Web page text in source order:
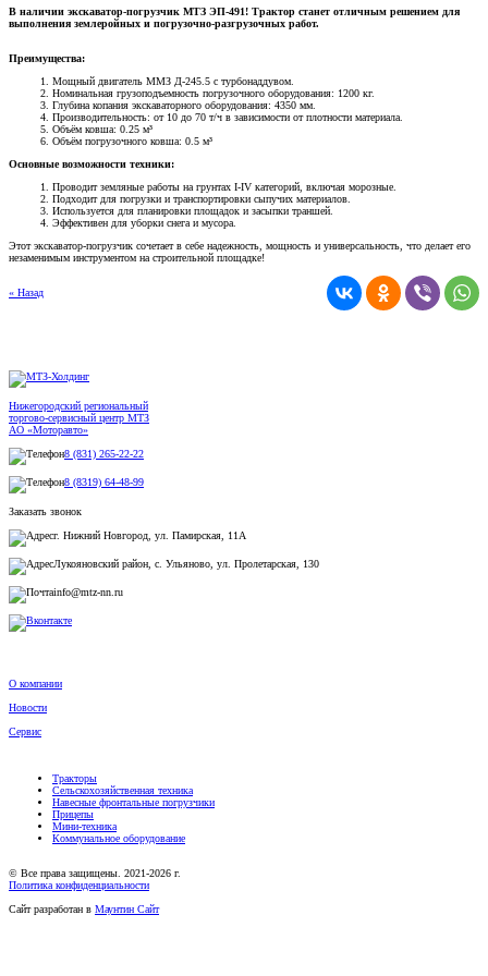
В наличии экскаватор-погрузчик МТЗ ЭП-491! Трактор станет отличным решением для
выполнения землеройных и погрузочно-разгрузочных работ.
Преимущества:
Мощный двигатель ММЗ Д-245.5 с турбонаддувом.
Номинальная грузоподъемность погрузочного оборудования: 1200 кг.
Глубина копания экскаваторного оборудования: 4350 мм.
Производительность: от 10 до 70 т/ч в зависимости от плотности материала.
Объём ковша: 0.25 м³
Объём погрузочного ковша: 0.5 м³
Основные возможности техники:
Проводит земляные работы на грунтах I-IV категорий, включая морозные.
Подходит для погрузки и транспортировки сыпучих материалов.
Используется для планировки площадок и засыпки траншей.
Эффективен для уборки снега и мусора.
Этот экскаватор-погрузчик сочетает в себе надежность, мощность и универсальность, что делает его
незаменимым инструментом на строительной площадке!
« Назад
Нижегородский региональный
торгово-сервисный центр МТЗ
АО «Моторавто»
8 (831) 265-22-22
8 (8319) 64-48-99
Заказать звонок
г. Нижний Новгород, ул. Памирская, 11А
Лукояновский район, с. Ульяново, ул. Пролетарская, 130
info@mtz-nn.ru
О компании
Новости
Сервис
Тракторы
Сельскохозяйственная техника
Навесные фронтальные погрузчики
Прицепы
Мини-техника
Коммунальное оборудование
© Все права защищены. 2021-2026 г.
Политика конфиденциальности
Сайт разработан в Маунтин Сайт